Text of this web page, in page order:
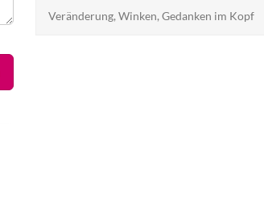
Veränderung, Winken, Gedanken im Kopf